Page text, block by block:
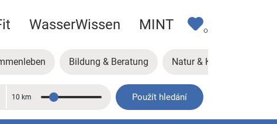
WasserWissen MINT 0
Bildung & Beratung Natur & Klima
Vzdálenost
10 km Použít hledání